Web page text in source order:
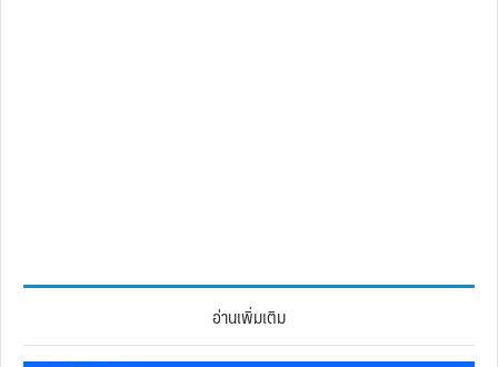
อ่านเพิ่มเติม